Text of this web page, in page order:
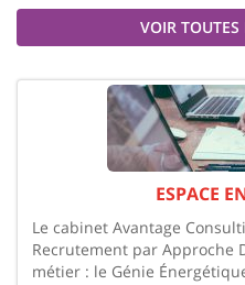
VOIR TOUTES
ESPACE
Le cabinet Avantage
Recrutement par Approche
métier : le Génie